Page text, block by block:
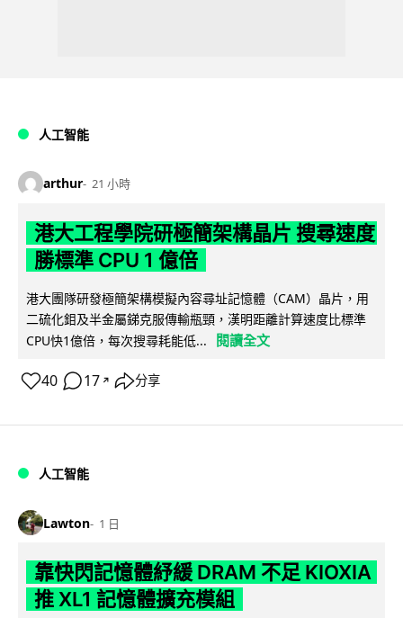
人工智能
arthur 21 小時
港大工程學院研極簡架構晶片 搜尋速度
勝標準 CPU 1 億倍
港大團隊研發極簡架構模擬內容尋址記憶體（CAM）晶片，用
二硫化鉬及半金屬銻克服傳輸瓶頸，漢明距離計算速度比標準
CPU快1億倍，每次搜尋耗能低...
閱讀全文
40 17 ↗ 分享
人工智能
Lawton 1 日
靠快閃記憶體紓緩 DRAM 不足 KIOXIA
推 XL1 記憶體擴充模組